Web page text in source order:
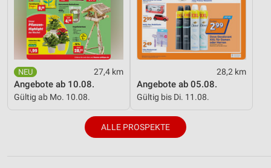
27,4 km
Angebote ab 10.08.
Gültig ab Mo. 10.08.
28,2 km
Angebote ab 05.08.
Gültig bis Di. 11.08.
ALLE PROSPEKTE